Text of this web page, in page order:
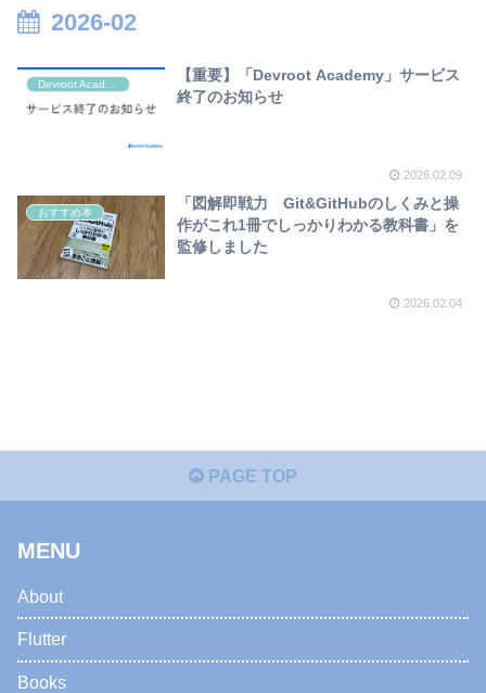
2026-02
Devroot Academy
【重要】「Devroot Academy」サービス
終了のお知らせ
2026.02.09
おすすめ本
「図解即戦力 Git&GitHubのしくみと操
作がこれ1冊でしっかりわかる教科書」を
監修しました
2026.02.04
PAGE TOP
MENU
About
Flutter
Books